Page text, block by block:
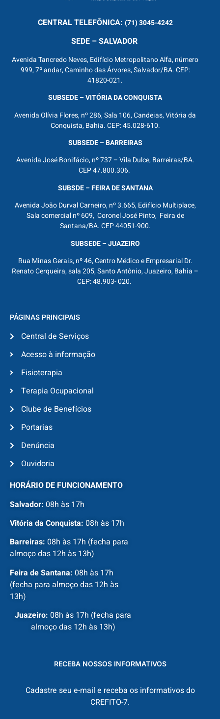
CENTRALTELEFÔNICA: (71) 3045-4242
SEDE – SALVADOR
Avenida Tancredo Neves, Edifício Metropolitano Alfa, número
999, 7º andar, Caminho das Árvores, Salvador/BA. CEP:
41820-021.
SUBSEDE – VITÓRIA DA CONQUISTA
Avenida Olívia Flores, nº 286, Sala 106, Candeias, Vitória da
Conquista, Bahia. CEP: 45.028-610.
SUBSEDE – BARREIRAS
Avenida José Bonifácio, nº 737 – Vila Dulce, Barreiras/BA.
CEP 47.800.306.
SUBSDE – FEIRA DE SANTANA
Avenida João Durval Carneiro, nº 3.665, Edifício Multiplace,
Sala comercial nº 609, Coronel José Pinto, Feira de
Santana/BA. CEP 44051-900.
SUBSEDE – JUAZEIRO
Rua Minas Gerais, nº 46, Centro Médico e Empresarial Dr.
Renato Cerqueira, sala 205, Santo Antônio, Juazeiro, Bahia –
CEP: 48.903- 020.
PÁGINAS PRINCIPAIS
Central de Serviços
Acesso à informação
Fisioterapia
Terapia Ocupacional
Clube de Benefícios
Portarias
Denúncia
Ouvidoria
HORÁRIO DE FUNCIONAMENTO
Salvador: 08h às 17h
Vitória da Conquista: 08h às 17h
Barreiras: 08h às 17h (fecha para
almoço das 12h às 13h)
Feira de Santana: 08h às 17h
(fecha para almoço das 12h às
13h)
Juazeiro: 08h às 17h (fecha para
almoço das 12h às 13h)
RECEBA NOSSOS INFORMATIVOS
Cadastre seu e-mail e receba os informativos do
CREFITO-7.